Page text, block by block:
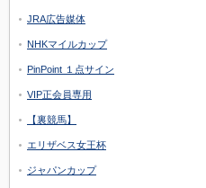
JRA広告媒体
NHKマイルカップ
PinPoint １点サイン
VIP正会員専用
【裏競馬】
エリザベス女王杯
ジャパンカップ